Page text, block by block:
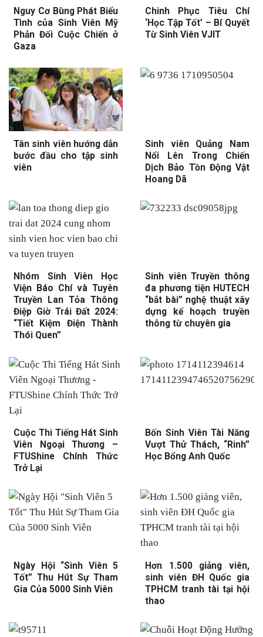
Nguy Cơ Bùng Phát Biểu
Tình của Sinh Viên Mỹ
Phản Đối Cuộc Chiến ở
Gaza
Chinh Phục Tiêu Chí
‘Học Tập Tốt’ – Bí Quyết
Từ Sinh Viên VJIT
Tân sinh viên hướng dẫn
bước đầu cho tập sinh
viên
Sinh viên Quảng Nam
Nổi Lên Trong Chiến
Dịch Bảo Tồn Động Vật
Hoang Dã
Nhóm Sinh Viên Học
Viện Báo Chí và Tuyên
Truyền Lan Tỏa Thông
Điệp Giờ Trái Đất 2024:
“Tiết Kiệm Điện Thành
Thói Quen”
Sinh viên Truyền thông
đa phương tiện HUTECH
“bắt bài” nghệ thuật xây
dựng kế hoạch truyền
thông từ chuyên gia
Cuộc Thi Tiếng Hát Sinh
Viên Ngoại Thương –
FTUShine Chính Thức
Trở Lại
Bốn Sinh Viên Tài Năng
Vượt Thử Thách, “Rinh”
Học Bổng Anh Quốc
Ngày Hội “Sinh Viên 5
Tốt” Thu Hút Sự Tham
Gia Của 5000 Sinh Viên
Hơn 1.500 giảng viên,
sinh viên ĐH Quốc gia
TPHCM tranh tài tại hội
thao